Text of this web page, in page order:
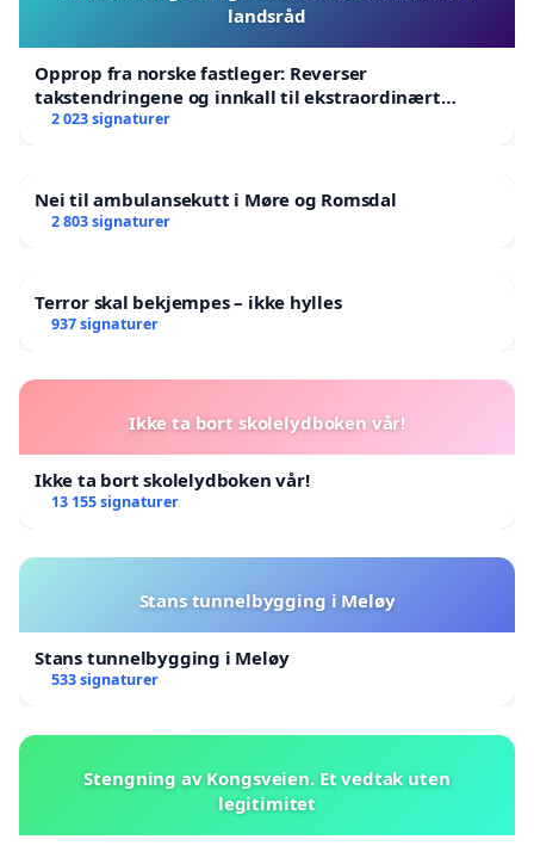
landsråd
Opprop fra norske fastleger: Reverser
takstendringene og innkall til ekstraordinært
landsråd
2 023 signaturer
Nei til ambulansekutt i Møre og Romsdal
2 803 signaturer
Terror skal bekjempes – ikke hylles
937 signaturer
Ikke ta bort skolelydboken vår!
Ikke ta bort skolelydboken vår!
13 155 signaturer
Stans tunnelbygging i Meløy
Stans tunnelbygging i Meløy
533 signaturer
Stengning av Kongsveien. Et vedtak uten
legitimitet